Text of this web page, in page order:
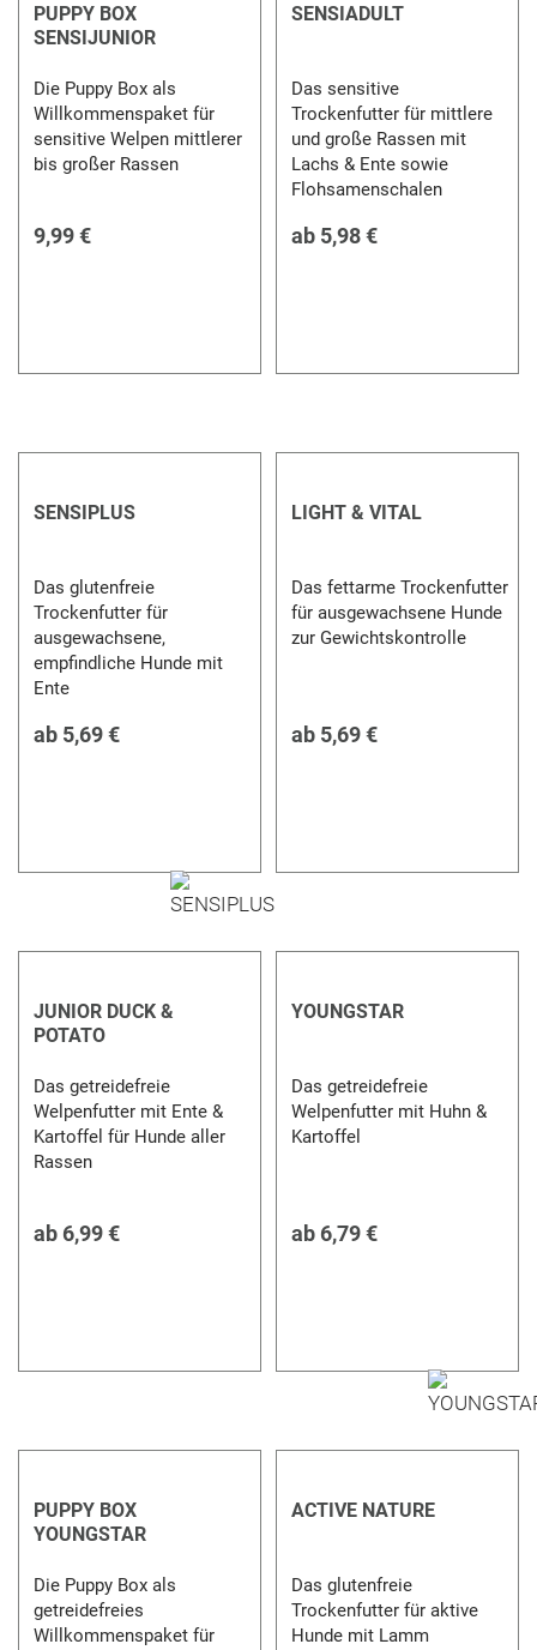
PUPPY BOX
SENSIJUNIOR
Die Puppy Box als
Willkommenspaket für
sensitive Welpen mittlerer
bis großer Rassen
9,99 €
SENSIADULT
Das sensitive
Trockenfutter für mittlere
und große Rassen mit
Lachs & Ente sowie
Flohsamenschalen
ab 5,98 €
SENSIPLUS
Das glutenfreie
Trockenfutter für
ausgewachsene,
empfindliche Hunde mit
Ente
ab 5,69 €
LIGHT & VITAL
Das fettarme Trockenfutter
für ausgewachsene Hunde
zur Gewichtskontrolle
ab 5,69 €
JUNIOR DUCK &
POTATO
Das getreidefreie
Welpenfutter mit Ente &
Kartoffel für Hunde aller
Rassen
ab 6,99 €
YOUNGSTAR
Das getreidefreie
Welpenfutter mit Huhn &
Kartoffel
ab 6,79 €
PUPPY BOX
YOUNGSTAR
Die Puppy Box als
getreidefreies
Willkommenspaket für
ACTIVE NATURE
Das glutenfreie
Trockenfutter für aktive
Hunde mit Lamm